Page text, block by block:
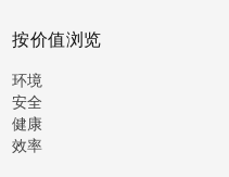
按价值浏览
环境
安全
健康
效率